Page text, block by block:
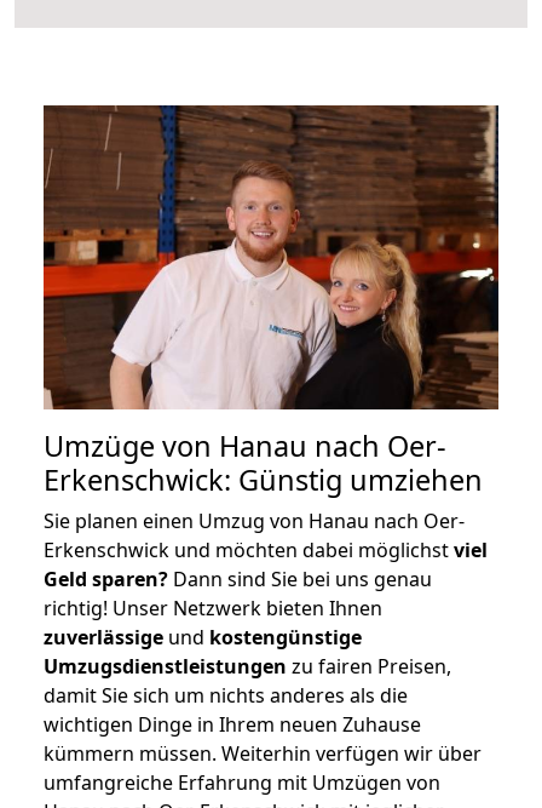
Umzüge von Hanau nach Oer-
Erkenschwick: Günstig umziehen
Sie planen einen Umzug von Hanau nach Oer-
Erkenschwick und möchten dabei möglichstviel
Geld sparen? Dann sind Sie bei uns genau
richtig! Unser Netzwerk bieten Ihnen
zuverlässige und kostengünstige
Umzugsdienstleistungen zu fairen Preisen,
damit Sie sich um nichts anderes als die
wichtigen Dinge in Ihrem neuen Zuhause
kümmern müssen. Weiterhin verfügen wir über
umfangreiche Erfahrung mit Umzügen von